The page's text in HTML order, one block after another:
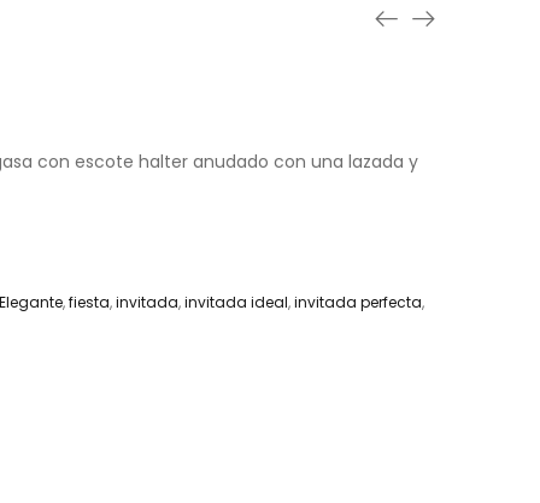
con escote halter anudado con una lazada y
Elegante,fiesta,invitada,invitada ideal,invitada perfecta,